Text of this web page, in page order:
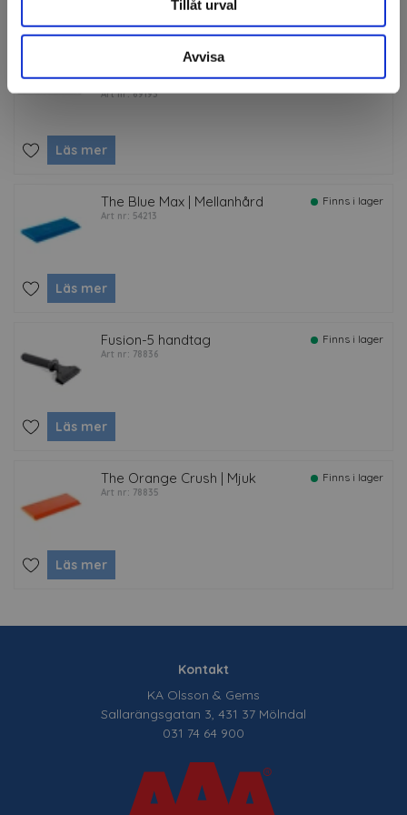
Tillåt urval
Avvisa
Tillbehör
Knivblad AB-S | Rostfria 9
mm
Art nr: 69193
Läs mer
The Blue Max | Mellanhård
Art nr: 54213
Finns i lager
Läs mer
Fusion-5 handtag
Art nr: 78836
Finns i lager
Läs mer
The Orange Crush | Mjuk
Art nr: 78835
Finns i lager
Läs mer
Kontakt
KA Olsson & Gems
Sallarängsgatan 3, 431 37 Mölndal
031 74 64 900